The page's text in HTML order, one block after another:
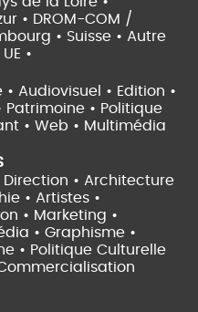
• DROM-COM /
• Suisse • Autre
•
• Audiovisuel • Edition •
Patrimoine • Politique
• Web • Multimédia
• Architecture
• Artistes •
• Marketing •
• Graphisme •
• Politique Culturelle